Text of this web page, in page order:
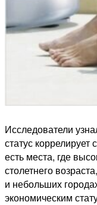
Исследователи
статус
есть места, где
столетнего
и небольших
экономическим